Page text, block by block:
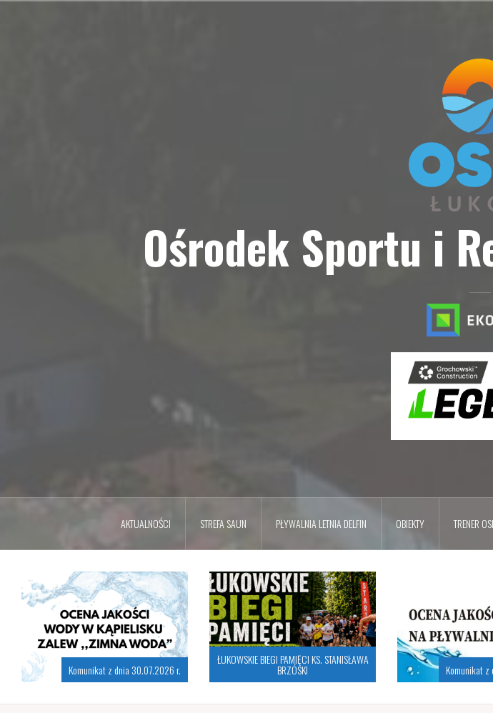
Ośrodek Sportu i
AKTUALNOŚCI STREFA SAUN PŁYWALNIA LETNIA DELFIN OBIEKTY TRENER
Komunikat z dnia 30.07.2026 r.
ŁUKOWSKIE BIEGI PAMIĘCI KS. STANISŁAWA
BRZÓSKI Komunikat z